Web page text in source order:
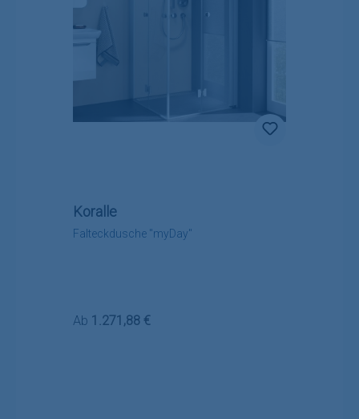
Falteckdusche "myDay"
Koralle
Regulärer Preis:
Ab 1.271,88 €